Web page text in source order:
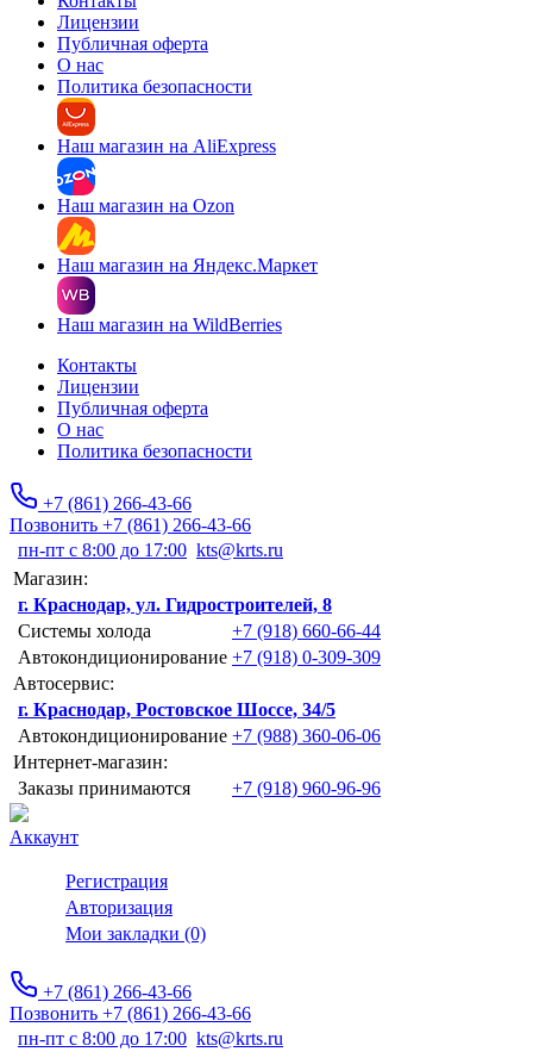
Лицензии
Публичная оферта
О нас
Политика безопасности
Наш магазин на AliExpress
Наш магазин на Ozon
Наш магазин на Яндекс.Маркет
Наш магазин на WildBerries
Контакты
Лицензии
Публичная оферта
О нас
Политика безопасности
+7 (861) 266-43-66
Позвонить +7 (861) 266-43-66
пн-пт с 8:00 до 17:00 kts@krts.ru
Магазин:
г. Краснодар, ул. Гидростроителей, 8
Системы холода
+7 (918) 660-66-44
Автокондиционирование +7 (918) 0-309-309
Автосервис:
г. Краснодар, Ростовское Шоссе, 34/5
Автокондиционирование +7 (988) 360-06-06
Интернет-магазин:
Заказы принимаются
+7 (918) 960-96-96
Аккаунт
Регистрация
Авторизация
Мои закладки (0)
+7 (861) 266-43-66
Позвонить +7 (861) 266-43-66
пн-пт с 8:00 до 17:00 kts@krts.ru